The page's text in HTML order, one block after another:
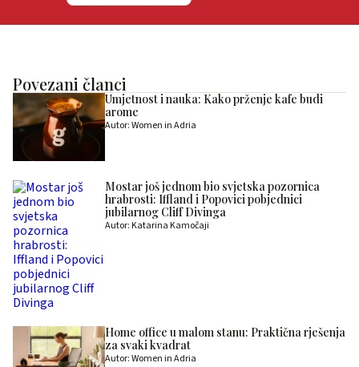
Povezani članci
Umjetnost i nauka: Kako prženje kafe budi
arome
Autor: Women in Adria
Mostar još jednom bio svjetska pozornica
hrabrosti: Iffland i Popovici pobjednici
jubilarnog Cliff Divinga
Autor: Katarina Kamočaji
Home office u malom stanu: Praktična rješenja
za svaki kvadrat
Autor: Women in Adria